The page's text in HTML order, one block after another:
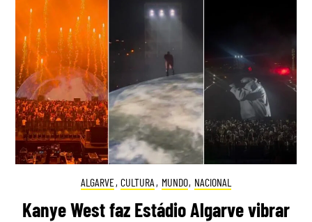
ALGARVE, CULTURA , MUNDO, NACIONAL
Kanye West faz Estádio Algarve vibrar